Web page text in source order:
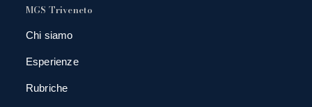
MGS Triveneto
Chi siamo
Esperienze
Rubriche